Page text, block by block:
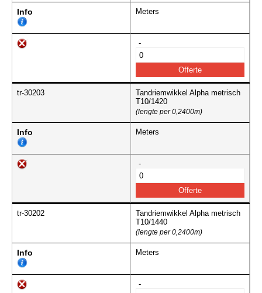
Info Meters
-
tr-30203
Tandriemwikkel Alpha metrisch
T10/1420
(lengte per 0,2400m)
Info Meters
-
tr-30202
Tandriemwikkel Alpha metrisch
T10/1440
(lengte per 0,2400m)
Info Meters
-